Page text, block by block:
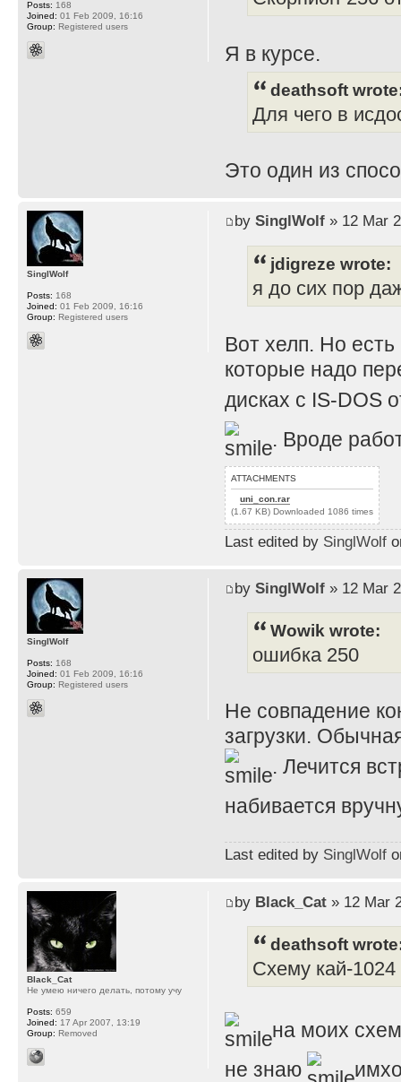
Я в курсе.
deathsoft
Для чего в
Это один из
Posts: 168
Joined: 01 Feb 2009, 16:16
Group: Registered users
by SinglWolf» 12 Mar
jdigreze wrote:
я до сих пор
Вот хелп. Но
которые надо
дисках с IS-DOS
. Вроде
ATTACHMENTS
uni_con.rar
(1.67 KB) Downloaded 1086 times
Last edited by SinglWolf
SinglWolf
Posts: 168
Joined: 01 Feb 2009, 16:16
Group: Registered users
by SinglWolf» 12 Mar
Wowik wrote:
ошибка 250
Не совпадение
загрузки.
. Лечится
набивается
Last edited by SinglWolf
SinglWolf
Posts: 168
Joined: 01 Feb 2009, 16:16
Group: Registered users
by Black_Cat» 12 Mar
deathsoft
Схему кай-1024
на моих
не знаю
Black_Cat
Не умею ничего делать, потому учу
Posts: 659
Joined: 17 Apr 2007, 13:19
Group: Removed